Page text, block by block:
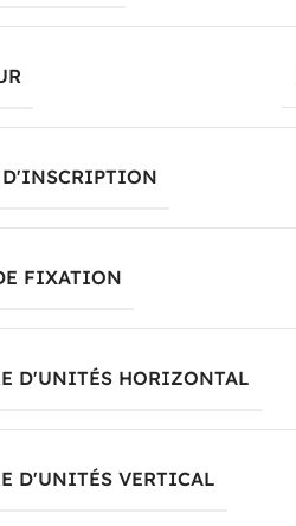
D'INSCRIPTION
FIXATION
D'UNITÉS HORIZONTAL
D'UNITÉS VERTICAL